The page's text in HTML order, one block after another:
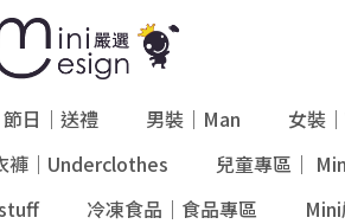
節日｜送禮 男裝｜Man 女裝
褲｜Underclothes 兒童專區｜
冷凍食品｜食品專區